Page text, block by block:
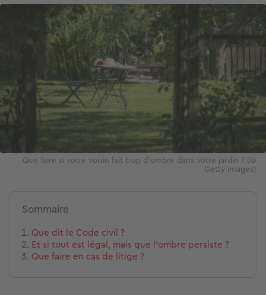
Image
Que faire si votre voisin fait trop d'ombre dans votre jardin ? (©
Getty images)
Sommaire
Que dit le Code civil ?
Et si tout est légal, mais que l’ombre persiste ?
Que faire en cas de litige ?